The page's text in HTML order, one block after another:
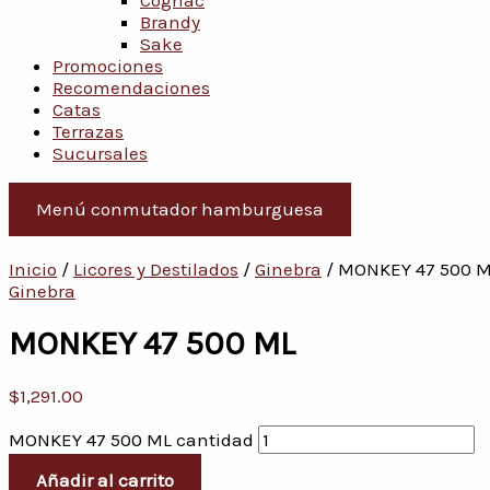
Brandy
Sake
Promociones
Recomendaciones
Catas
Terrazas
Sucursales
Menú conmutador hamburguesa
Inicio / Licores y Destilados / Ginebra / MONKEY 47 500
Ginebra
MONKEY 47 500 ML
$1,291.00
MONKEY 47 500 ML cantidad
Añadir al carrito